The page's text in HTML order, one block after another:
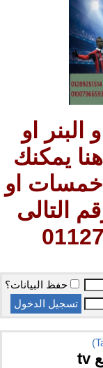
او
يمكنك
او
التالى
حفظ البيانات؟
tv